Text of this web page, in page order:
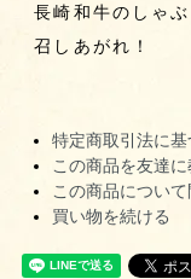
長崎和牛のしゃ
召しあがれ！
特定商取引法に基
この商品を友達に
この商品につい
買い物を続ける